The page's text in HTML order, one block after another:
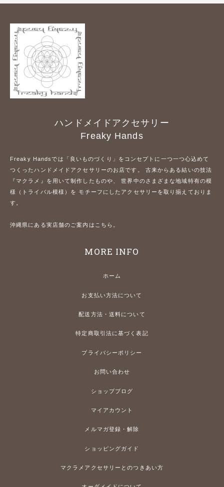
ハンドメイドアクセサリー
Freaky Hands
Freaky Handsでは「良いものづくり」をコンセプトに一つ一つ心込めて
つくったハンドメイドアクセサリーのお店です。 古来からある結いの技法
『マクラメ』を用いて制作したものや、 世界中のさまざまな地域特有の模
様（トライバル模様）を モチーフにしたアクセサリーを取り揃えておりま
す。
沖縄県にある実店舗のご案内はこちら。
MORE INFO
ホーム
お支払い方法について
配送方法・送料について
特定商取引法に基づく表記
プライバシーポリシー
お問い合わせ
ショップブログ
マイアカウント
メルマガ登録・解除
ショッピングガイド
マクラメアクセサリーとのつきあい方